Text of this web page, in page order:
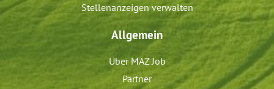
Stellenanzeigen verwalten
Allgemein
Über MAZ Job
Partner